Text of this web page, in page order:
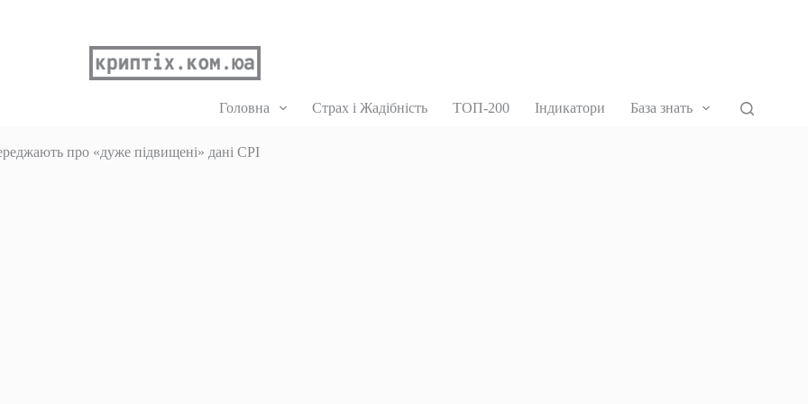
Головна Страх і Жадібність ТОП-200 Індикатори База знать